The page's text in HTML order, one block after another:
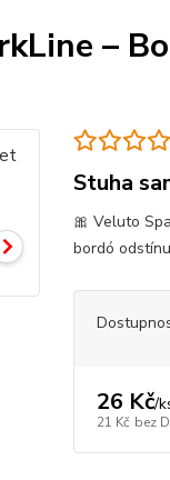
–
Stuha
🎀 Veluto
bordó
26 Kč/
21 Kč bez